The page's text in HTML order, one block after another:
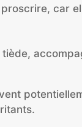
car